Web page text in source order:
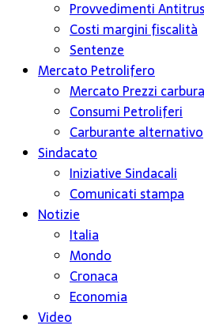
Provvedimenti
Costi margini fiscalità
Sentenze
Mercato Petrolifero
Mercato Prezzi
Consumi Petroliferi
Carburante alternativo
Sindacato
Iniziative Sindacali
Comunicati stampa
Notizie
Italia
Mondo
Cronaca
Economia
Video